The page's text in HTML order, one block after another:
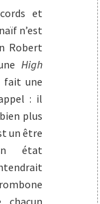
et
n’est
Robert
High
fait une
: il
plus
un être
état